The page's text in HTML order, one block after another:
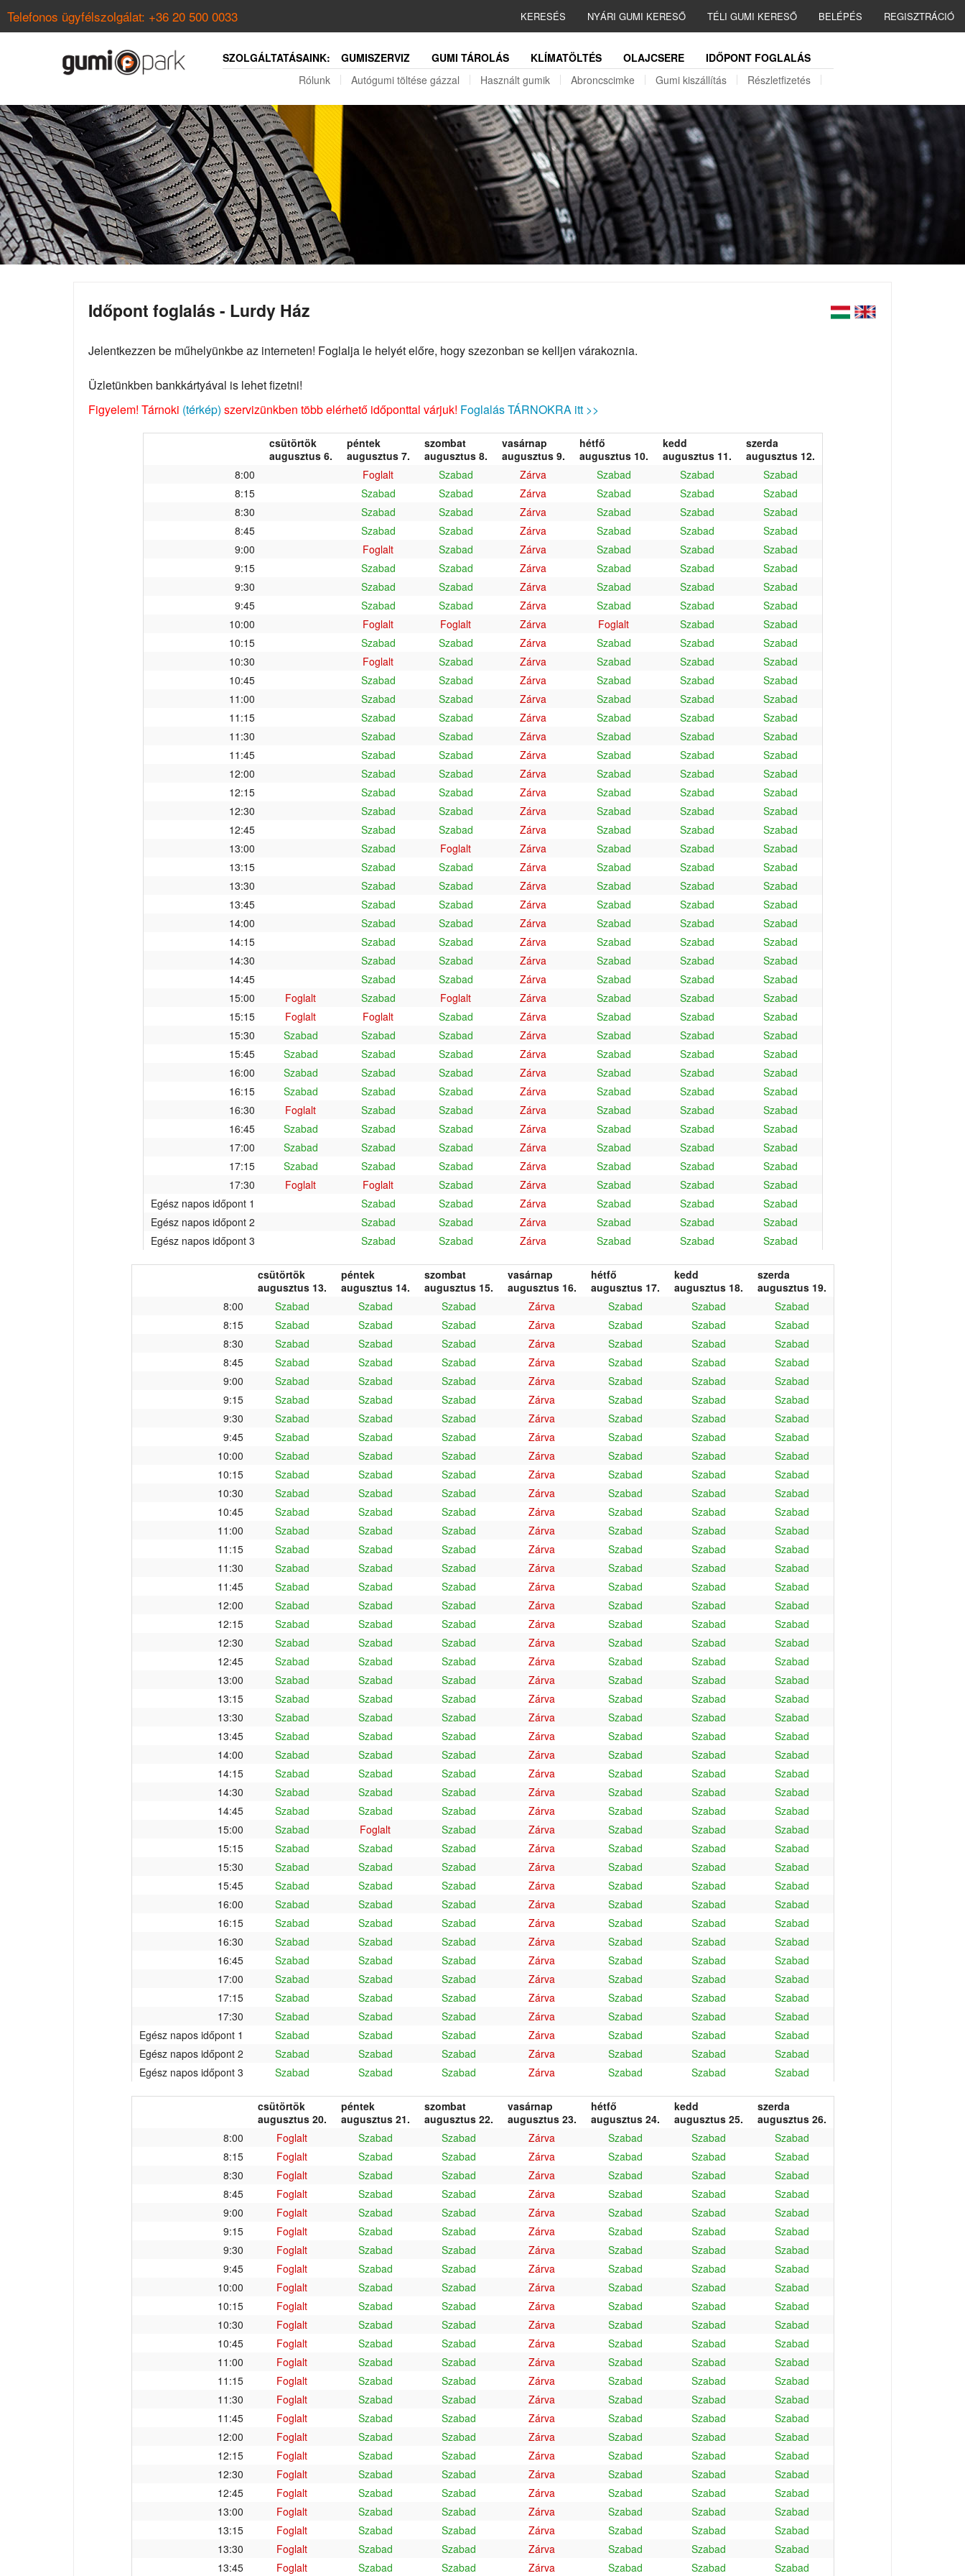
Telefonos ügyfélszolgálat: +36 20 500 0033 KERESÉS NYÁRI GUMI KERESŐ TÉLI GUMI KERESŐ BELÉPÉS REGISZTRÁCIÓ
SZOLGÁLTATÁSAINK: GUMISZERVIZ GUMI TÁROLÁS KLÍMATÖLTÉS OLAJCSERE
IDŐPONT FOGLALÁS
Rólunk
Autógumi töltése gázzal Használt gumik Abroncscimke Gumi kiszállítás Részletfizetés
Időpont foglalás - Lurdy Ház
Jelentkezzen be műhelyünkbe az interneten! Foglalja le helyét előre, hogy szezonban se kelljen várakoznia.
Üzletünkben bankkártyával is lehet fizetni!
Figyelem! Tárnoki (térkép) szervizünkben több elérhető időponttal várjuk! Foglalás TÁRNOKRA itt >>
csütörtök
augusztus 6.
péntek
augusztus 7.
szombat
augusztus 8.
vasárnap
augusztus 9.
hétfő
augusztus 10.
kedd
augusztus 11.
szerda
augusztus 12.
8:00
Foglalt Szabad Zárva Szabad Szabad
Szabad
8:15
Szabad Szabad Zárva Szabad Szabad
Szabad
8:30
Szabad Szabad Zárva Szabad Szabad
Szabad
8:45
Szabad Szabad Zárva Szabad Szabad
Szabad
9:00
Foglalt Szabad Zárva Szabad Szabad
Szabad
9:15
Szabad Szabad Zárva Szabad Szabad
Szabad
9:30
Szabad Szabad Zárva Szabad Szabad
Szabad
9:45
Szabad Szabad Zárva Szabad Szabad
Szabad
10:00
Foglalt Foglalt Zárva Foglalt Szabad
Szabad
10:15
Szabad Szabad Zárva Szabad Szabad
Szabad
10:30
Foglalt Szabad Zárva Szabad Szabad
Szabad
10:45
Szabad Szabad Zárva Szabad Szabad
Szabad
11:00
Szabad Szabad Zárva Szabad Szabad
Szabad
11:15
Szabad Szabad Zárva Szabad Szabad
Szabad
11:30
Szabad Szabad Zárva Szabad Szabad
Szabad
11:45
Szabad Szabad Zárva Szabad Szabad
Szabad
12:00
Szabad Szabad Zárva Szabad Szabad
Szabad
12:15
Szabad Szabad Zárva Szabad Szabad
Szabad
12:30
Szabad Szabad Zárva Szabad Szabad
Szabad
12:45
Szabad Szabad Zárva Szabad Szabad
Szabad
13:00
Szabad Foglalt Zárva Szabad Szabad
Szabad
13:15
Szabad Szabad Zárva Szabad Szabad
Szabad
13:30
Szabad Szabad Zárva Szabad Szabad
Szabad
13:45
Szabad Szabad Zárva Szabad Szabad
Szabad
14:00
Szabad Szabad Zárva Szabad Szabad
Szabad
14:15
Szabad Szabad Zárva Szabad Szabad
Szabad
14:30
Szabad Szabad Zárva Szabad Szabad
Szabad
14:45
Szabad Szabad Zárva Szabad Szabad
Szabad
15:00
Foglalt Szabad Foglalt Zárva Szabad Szabad
Szabad
15:15
Foglalt Foglalt Szabad Zárva Szabad Szabad
Szabad
15:30
Szabad Szabad Szabad Zárva Szabad Szabad
Szabad
15:45
Szabad Szabad Szabad Zárva Szabad Szabad
Szabad
16:00
Szabad Szabad Szabad Zárva Szabad Szabad
Szabad
16:15
Szabad Szabad Szabad Zárva Szabad Szabad
Szabad
16:30
Foglalt Szabad Szabad Zárva Szabad Szabad
Szabad
16:45
Szabad Szabad Szabad Zárva Szabad Szabad
Szabad
17:00
Szabad Szabad Szabad Zárva Szabad Szabad
Szabad
17:15
Szabad Szabad Szabad Zárva Szabad Szabad
Szabad
17:30
Foglalt Foglalt Szabad Zárva Szabad Szabad
Szabad
Egész napos időpont 1
Szabad Szabad Zárva Szabad Szabad
Szabad
Egész napos időpont 2
Szabad Szabad Zárva Szabad Szabad
Szabad
Egész napos időpont 3
Szabad Szabad Zárva Szabad Szabad Szabad
csütörtök
augusztus 13.
péntek
augusztus 14.
szombat
augusztus 15.
vasárnap
augusztus 16.
hétfő
augusztus 17.
kedd
augusztus 18.
szerda
augusztus 19.
8:00
Szabad Szabad Szabad Zárva Szabad Szabad
Szabad
8:15
Szabad Szabad Szabad Zárva Szabad Szabad
Szabad
8:30
Szabad Szabad Szabad Zárva Szabad Szabad
Szabad
8:45
Szabad Szabad Szabad Zárva Szabad Szabad
Szabad
9:00
Szabad Szabad Szabad Zárva Szabad Szabad
Szabad
9:15
Szabad Szabad Szabad Zárva Szabad Szabad
Szabad
9:30
Szabad Szabad Szabad Zárva Szabad Szabad
Szabad
9:45
Szabad Szabad Szabad Zárva Szabad Szabad
Szabad
10:00
Szabad Szabad Szabad Zárva Szabad Szabad
Szabad
10:15
Szabad Szabad Szabad Zárva Szabad Szabad
Szabad
10:30
Szabad Szabad Szabad Zárva Szabad Szabad
Szabad
10:45
Szabad Szabad Szabad Zárva Szabad Szabad
Szabad
11:00
Szabad Szabad Szabad Zárva Szabad Szabad
Szabad
11:15
Szabad Szabad Szabad Zárva Szabad Szabad
Szabad
11:30
Szabad Szabad Szabad Zárva Szabad Szabad
Szabad
11:45
Szabad Szabad Szabad Zárva Szabad Szabad
Szabad
12:00
Szabad Szabad Szabad Zárva Szabad Szabad
Szabad
12:15
Szabad Szabad Szabad Zárva Szabad Szabad
Szabad
12:30
Szabad Szabad Szabad Zárva Szabad Szabad
Szabad
12:45
Szabad Szabad Szabad Zárva Szabad Szabad
Szabad
13:00
Szabad Szabad Szabad Zárva Szabad Szabad
Szabad
13:15
Szabad Szabad Szabad Zárva Szabad Szabad
Szabad
13:30
Szabad Szabad Szabad Zárva Szabad Szabad
Szabad
13:45
Szabad Szabad Szabad Zárva Szabad Szabad
Szabad
14:00
Szabad Szabad Szabad Zárva Szabad Szabad
Szabad
14:15
Szabad Szabad Szabad Zárva Szabad Szabad
Szabad
14:30
Szabad Szabad Szabad Zárva Szabad Szabad
Szabad
14:45
Szabad Szabad Szabad Zárva Szabad Szabad
Szabad
15:00
Szabad Foglalt Szabad Zárva Szabad Szabad
Szabad
15:15
Szabad Szabad Szabad Zárva Szabad Szabad
Szabad
15:30
Szabad Szabad Szabad Zárva Szabad Szabad
Szabad
15:45
Szabad Szabad Szabad Zárva Szabad Szabad
Szabad
16:00
Szabad Szabad Szabad Zárva Szabad Szabad
Szabad
16:15
Szabad Szabad Szabad Zárva Szabad Szabad
Szabad
16:30
Szabad Szabad Szabad Zárva Szabad Szabad
Szabad
16:45
Szabad Szabad Szabad Zárva Szabad Szabad
Szabad
17:00
Szabad Szabad Szabad Zárva Szabad Szabad
Szabad
17:15
Szabad Szabad Szabad Zárva Szabad Szabad
Szabad
17:30
Szabad Szabad Szabad Zárva Szabad Szabad
Szabad
Egész napos időpont 1
Szabad Szabad Szabad Zárva Szabad Szabad
Szabad
Egész napos időpont 2
Szabad Szabad Szabad Zárva Szabad Szabad
Szabad
Egész napos időpont 3
Szabad Szabad Szabad Zárva Szabad Szabad Szabad
csütörtök
augusztus 20.
péntek
augusztus 21.
szombat
augusztus 22.
vasárnap
augusztus 23.
hétfő
augusztus 24.
kedd
augusztus 25.
szerda
augusztus 26.
8:00
Foglalt Szabad Szabad Zárva Szabad Szabad
Szabad
8:15
Foglalt Szabad Szabad Zárva Szabad Szabad
Szabad
8:30
Foglalt Szabad Szabad Zárva Szabad Szabad
Szabad
8:45
Foglalt Szabad Szabad Zárva Szabad Szabad
Szabad
9:00
Foglalt Szabad Szabad Zárva Szabad Szabad
Szabad
9:15
Foglalt Szabad Szabad Zárva Szabad Szabad
Szabad
9:30
Foglalt Szabad Szabad Zárva Szabad Szabad
Szabad
9:45
Foglalt Szabad Szabad Zárva Szabad Szabad
Szabad
10:00
Foglalt Szabad Szabad Zárva Szabad Szabad
Szabad
10:15
Foglalt Szabad Szabad Zárva Szabad Szabad
Szabad
10:30
Foglalt Szabad Szabad Zárva Szabad Szabad
Szabad
10:45
Foglalt Szabad Szabad Zárva Szabad Szabad
Szabad
11:00
Foglalt Szabad Szabad Zárva Szabad Szabad
Szabad
11:15
Foglalt Szabad Szabad Zárva Szabad Szabad
Szabad
11:30
Foglalt Szabad Szabad Zárva Szabad Szabad
Szabad
11:45
Foglalt Szabad Szabad Zárva Szabad Szabad
Szabad
12:00
Foglalt Szabad Szabad Zárva Szabad Szabad
Szabad
12:15
Foglalt Szabad Szabad Zárva Szabad Szabad
Szabad
12:30
Foglalt Szabad Szabad Zárva Szabad Szabad
Szabad
12:45
Foglalt Szabad Szabad Zárva Szabad Szabad
Szabad
13:00
Foglalt Szabad Szabad Zárva Szabad Szabad
Szabad
13:15
Foglalt Szabad Szabad Zárva Szabad Szabad
Szabad
13:30
Foglalt Szabad Szabad Zárva Szabad Szabad
Szabad
13:45
Foglalt Szabad Szabad Zárva Szabad Szabad Szabad